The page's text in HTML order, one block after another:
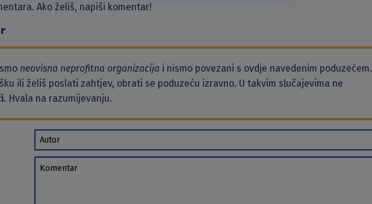
Ako želiš, napiši komentar!
neovisna neprofitna organizacija i nismo povezani s ovdje navedenim poduzećem.
ili želiš poslati zahtjev, obrati se poduzeću izravno. U takvim slučajevima ne
. Hvala na razumijevanju.
Autor
Komentar